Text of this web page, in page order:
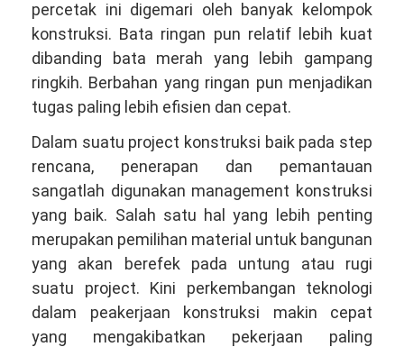
Tenaga
Berpengalaman
Hubungi
WA
081381344044
percetak ini digemari oleh banyak kelompok
konstruksi. Bata ringan pun relatif lebih kuat
dibanding bata merah yang lebih gampang
ringkih. Berbahan yang ringan pun menjadikan
tugas paling lebih efisien dan cepat.
Dalam suatu project konstruksi baik pada step
rencana, penerapan dan pemantauan
sangatlah digunakan management konstruksi
yang baik. Salah satu hal yang lebih penting
merupakan pemilihan material untuk bangunan
yang akan berefek pada untung atau rugi
suatu project. Kini perkembangan teknologi
dalam peakerjaan konstruksi makin cepat
yang mengakibatkan pekerjaan paling